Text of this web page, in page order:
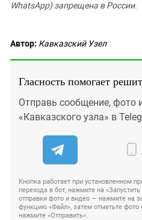
WhatsApp) запрещена в России.
Автор: Кавказский Узел
Гласность помогает
Отправь сообщение, фото
«Кавказского узла» в
Кнопка работает при установленном
перехода в бот, нажмите на
отправки фото и видео — нажмите на
функцию «Файл», затем отметьте фото
нажмите «Отправить».